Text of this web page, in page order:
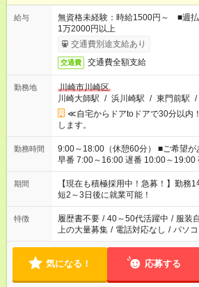
給与
無資格未経験：時給1500円～ ■週
1万2000円以上
交通費別途支給あり
交通費 交通費全額支給
勤務地
川崎市川崎区
川崎大師駅 / 浜川崎駅 / 東門前駅 /
≪自宅からドアtoドアで30分以内
します。
勤務時間
9:00～18:00（休憩60分） ■ご希望があれば下記シフトもOK！
早番 7:00～16:00 遅番 10:00～19:00 夜
と休みを合わせたい」 「余裕を持っ
「できれば残業はしたくない」 な
ね。 ※Wワーク希望の方へ 今ご覧のお仕事で希望する勤務時間
と、もう1つのお仕事の勤務時間。
合は応募できません。
期間
【現在も積極採用中！急募！】勤務
短2～3日後に就業可能！
特徴 履歴書不要 / 40～50代活躍中 / 服装
上の大量募集 / 電話対応なし / パソ
気になる！ 応募する